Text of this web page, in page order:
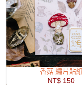
香菇 繡片貼
NT$ 150